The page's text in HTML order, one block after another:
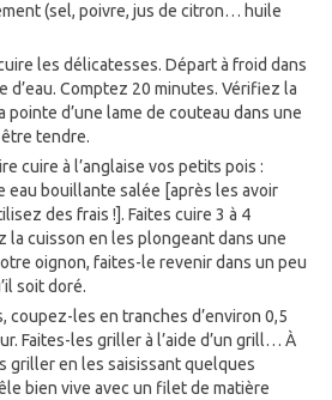
(sel, poivre, jus de citron… huile
les délicatesses. Départ à froid dans
d’eau. Comptez 20 minutes. Vérifiez la
pointe d’une lame de couteau dans une
tendre.
cuire à l’anglaise vos petits pois :
eau bouillante salée [après les avoir
des frais !]. Faites cuire 3 à 4
la cuisson en les plongeant dans une
oignon, faites-le revenir dans un peu
soit doré.
coupez-les en tranches d’environ 0,5
Faites-les griller à l’aide d’un grill… À
griller en les saisissant quelques
bien vive avec un filet de matière